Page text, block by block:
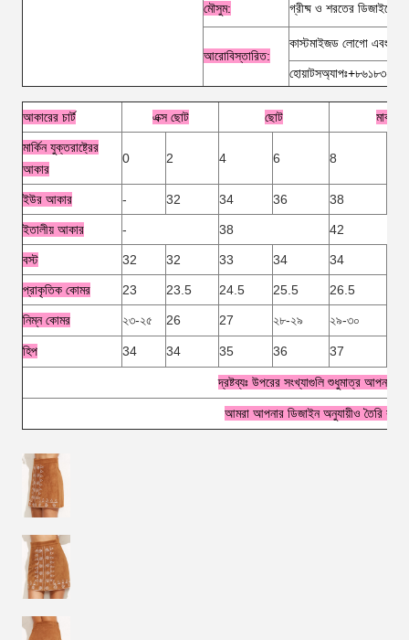
মৌসুম: গ্রীষ্ম ও শরতের ডিজাইনের
আরোবিস্তারিত:
কাস্টমাইজড লোগো এবং
আকারের চার্ট এক্স ছোট ছোট মাঝারি
মার্কিন যুক্তরাষ্ট্রের
আকার
0 2 4 6 8
ইউর আকার - 32 34 36 38
ইতালীয় আকার - 38 42
বস্ট 32 32 33 34 34
প্রাকৃতিক কোমর 23 23.5 24.5 25.5 26.5
নিম্ন কোমর ২৩-২৫ 26 27 ২৮-২৯ ২৯-৩০
হিপ 34 34 35 36 37
দ্রষ্টব্যঃ উপরের সংখ্যাগুলি শুধুমাত্র আপনার
আমরা আপনার ডিজাইন অনুযায়ীও তৈরি